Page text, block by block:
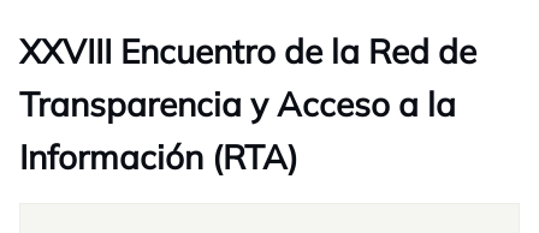
XXVIII Encuentro de la Red de
Transparencia y Acceso a la
Información (RTA)